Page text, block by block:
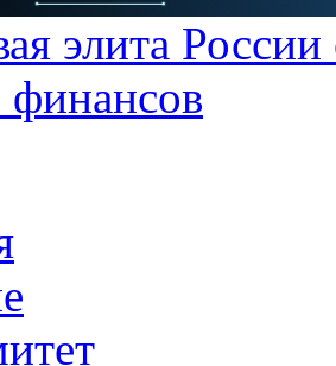
элита
финансов